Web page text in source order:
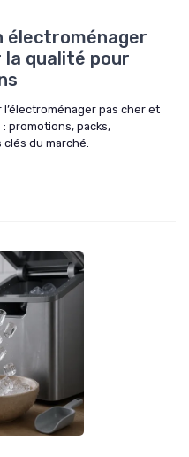
électroménager
la qualité pour
pas cher et
promotions, packs,
du marché.